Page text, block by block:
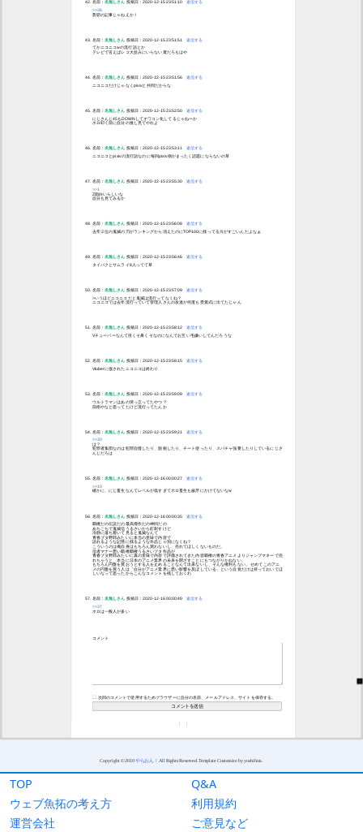
TOP
Q&A
ウェブ魚拓の考え方
利用規約
運営会社
ご意見など